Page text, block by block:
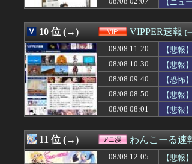
08/08 11:35
【ガンプラ】今日発
08/08 11:34
日本で12歳タイ人少
08/08 11:32
【画像】このアダル
08/08 11:32
【お誕生日】逢田さ
08/08 11:31
ドイツ、熱中症で
08/08 11:30
【速報】オタク、と
08/08 11:30
【原神】探索派遣の
08/08 11:30
【画像】弱男「あの
08/08 11:30
韓国人「台風で品不
08/08 11:30
朝顔まだ咲かないん
08/08 11:29
【悲報】みいちゃん
08/08 11:29
【女性自身】高市首
08/08 11:26
日本の古典作品が”現
【ニュ
10 位 (→) VIPPER速報 [
08/08 11:20
【悲報
08/08 10:30
【悲報
08/08 09:40
【恐怖
08/08 08:50
【悲報
08/08 08:01
【悲報
11 位 (→) わんこーる速
08/08 12:05
【悲報